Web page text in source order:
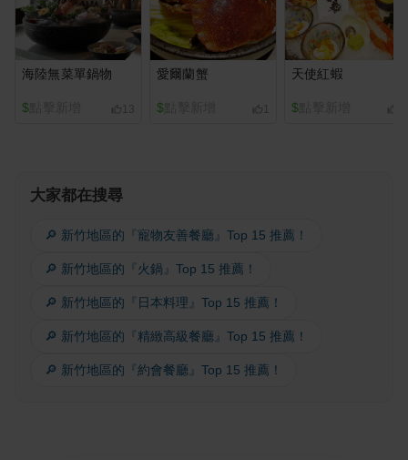
海陸無菜單鍋物
$ 13
愛爾蘭蟹
$ 1
天使紅蝦
$
大家都在搜尋
🔎 新竹地區的『寵物友善餐廳』Top 15 推薦！
🔎 新竹地區的『火鍋』Top 15 推薦！
🔎 新竹地區的『日本料理』Top 15 推薦！
🔎 新竹地區的『精緻高級餐廳』Top 15 推薦！
🔎 新竹地區的『約會餐廳』Top 15 推薦！